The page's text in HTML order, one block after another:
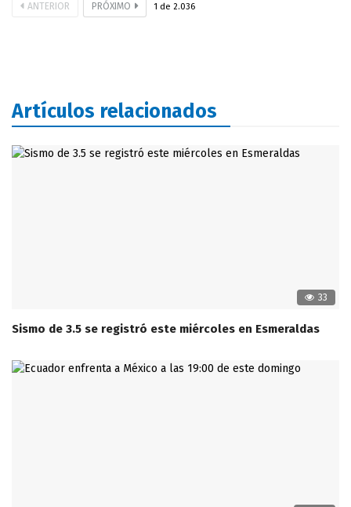
ANTERIOR PRÓXIMO 1 de 2.036
Artículos relacionados
33
Sismo de 3.5 se registró este miércoles en Esmeraldas